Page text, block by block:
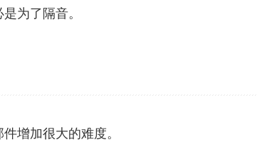
为了隔音。
增加很大的难度。